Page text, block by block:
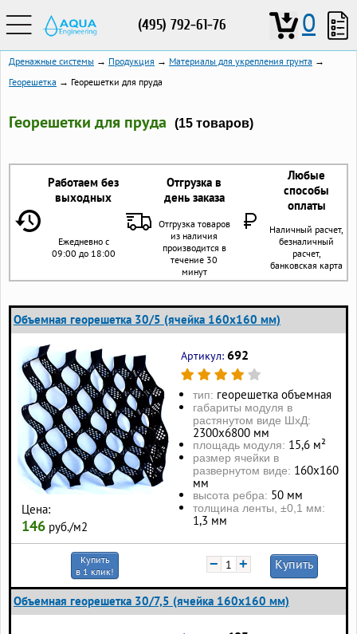
(495) 792-61-76 0
Дренажные системы → Продукция → Материалы для укрепления грунта →
Георешетка → Георешетки для пруда
Георешетки для пруда (15 товаров)
Работаем без
выходных
Отгрузка в
день заказа
Любые
способы
оплаты
Ежедневно с
09:00 до 18:00
Отгрузка товаров
из наличия
производится в
течение 30
минут
Наличный расчет,
безналичный
расчет,
банковская карта
Объемная георешетка 30/5 (ячейка 160x160 мм)
Цена:
146 руб./м2
Артикул: 692
тип: георешетка объемная
габариты модуля в
растянутом виде ШхД:
2300х6800 мм
площадь модуля: 15,6 м²
размер ячейки в
развернутом виде: 160х160
мм
высота ребра: 50 мм
толщина ленты, ±0,1 мм:
1,3 мм
Купить
в 1 клик!
− + Купить
Объемная георешетка 30/7,5 (ячейка 160x160 мм)